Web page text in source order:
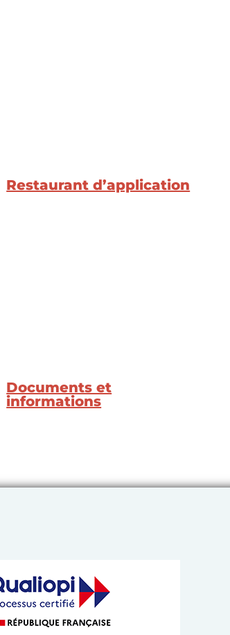
Restaurant d’application
Documents et
informations
de Bretagne